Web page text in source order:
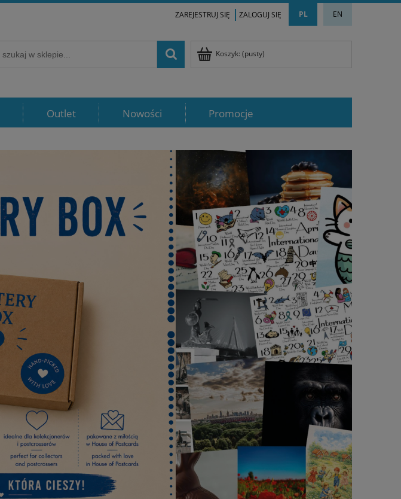
PL EN
ZAREJESTRUJ SIĘ ZALOGUJ SIĘ
Koszyk: (pusty)
Outlet Nowości Promocje